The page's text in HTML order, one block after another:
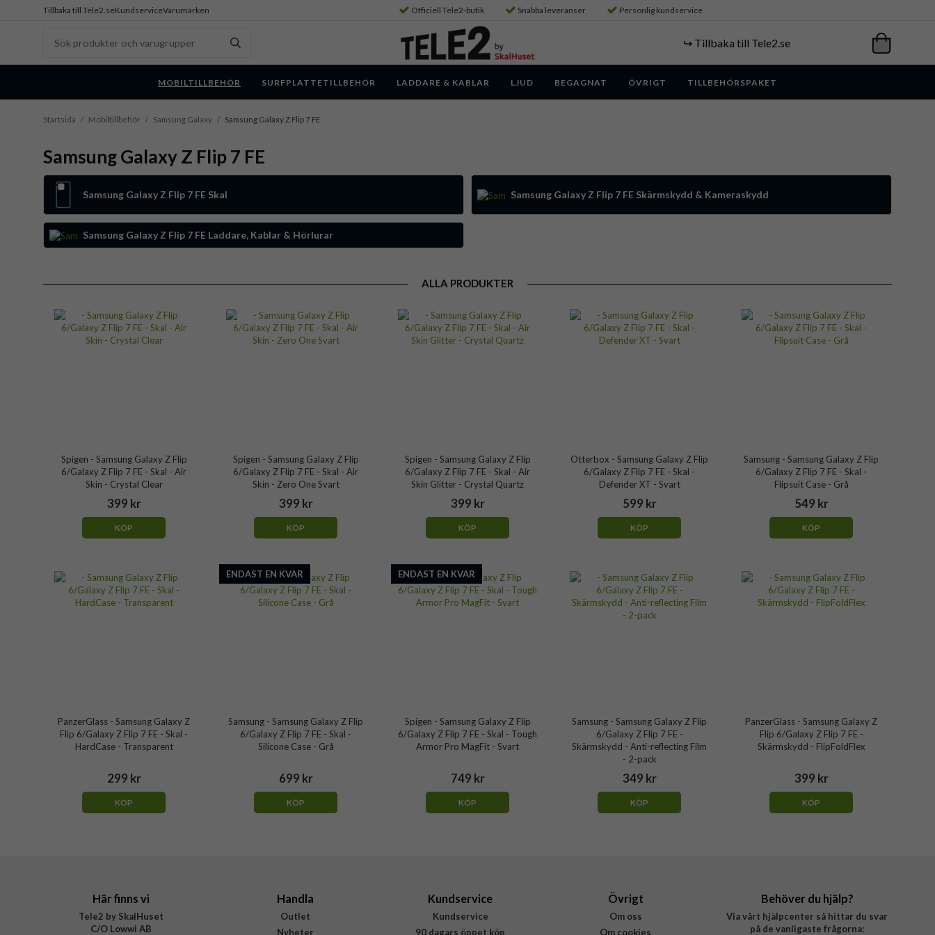
Tillbaka till Tele2.seKundserviceVarumärken Officiell Tele2-butik Snabba leveranser Personlig kundservice
↪️ Tillbaka till Tele2.se
MOBILTILLBEHÖR SURFPLATTETILLBEHÖR LADDARE & KABLAR LJUD BEGAGNAT ÖVRIGT TILLBEHÖRSPAKET
Startsida / Mobiltillbehör / Samsung Galaxy / Samsung Galaxy Z Flip 7 FE
Samsung Galaxy Z Flip 7 FE
Samsung Galaxy Z Flip 7 FE Skal Samsung Galaxy Z Flip 7 FE Skärmskydd & Kameraskydd
Samsung Galaxy Z Flip 7 FE Laddare, Kablar & Hörlurar
ALLA PRODUKTER
Spigen - Samsung Galaxy Z Flip
6/Galaxy Z Flip 7 FE - Skal - Air
Skin - Crystal Clear
399 kr
KÖP
Spigen - Samsung Galaxy Z Flip
6/Galaxy Z Flip 7 FE - Skal - Air
Skin - Zero One Svart
399 kr
KÖP
Spigen - Samsung Galaxy Z Flip
6/Galaxy Z Flip 7 FE - Skal - Air
Skin Glitter - Crystal Quartz
399 kr
KÖP
Otterbox - Samsung Galaxy Z Flip
6/Galaxy Z Flip 7 FE - Skal -
Defender XT - Svart
599 kr
KÖP
Samsung - Samsung Galaxy Z Flip
6/Galaxy Z Flip 7 FE - Skal -
Flipsuit Case - Grå
549 kr
KÖP
PanzerGlass - Samsung Galaxy Z
Flip 6/Galaxy Z Flip 7 FE - Skal -
HardCase - Transparent
299 kr
KÖP
ENDAST EN KVAR
Samsung - Samsung Galaxy Z Flip
6/Galaxy Z Flip 7 FE - Skal -
Silicone Case - Grå
699 kr
KÖP
ENDAST EN KVAR
Spigen - Samsung Galaxy Z Flip
6/Galaxy Z Flip 7 FE - Skal - Tough
Armor Pro MagFit - Svart
749 kr
KÖP
Samsung - Samsung Galaxy Z Flip
6/Galaxy Z Flip 7 FE -
Skärmskydd - Anti-reflecting Film
- 2-pack
349 kr
KÖP
PanzerGlass - Samsung Galaxy Z
Flip 6/Galaxy Z Flip 7 FE -
Skärmskydd - FlipFoldFlex
399 kr
KÖP
Här finns vi
Tele2 by SkalHuset
C/O Lowwi AB
Handla
Outlet
Nyheter
Kundservice
Kundservice
90 dagars öppet köp
Övrigt
Om oss
Om cookies
Behöver du hjälp?
Via vårt hjälpcenter så hittar du svar
på de vanligaste frågorna: